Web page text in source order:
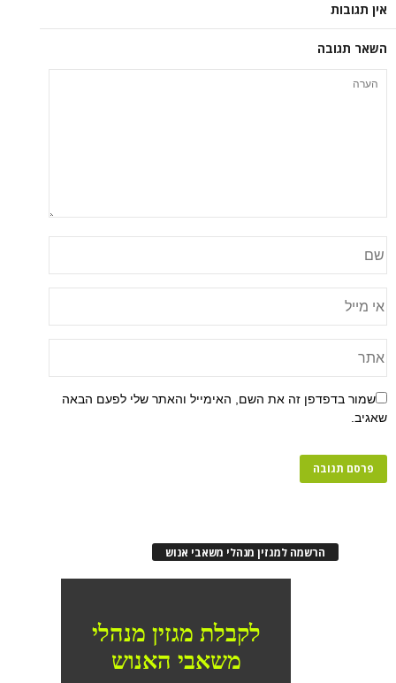
אין תגובות
השאר תגובה
שמור בדפדפן זה את השם, האימייל והאתר שלי לפעם הבאה
שאגיב.
הרשמה למגזין מנהלי משאבי אנוש